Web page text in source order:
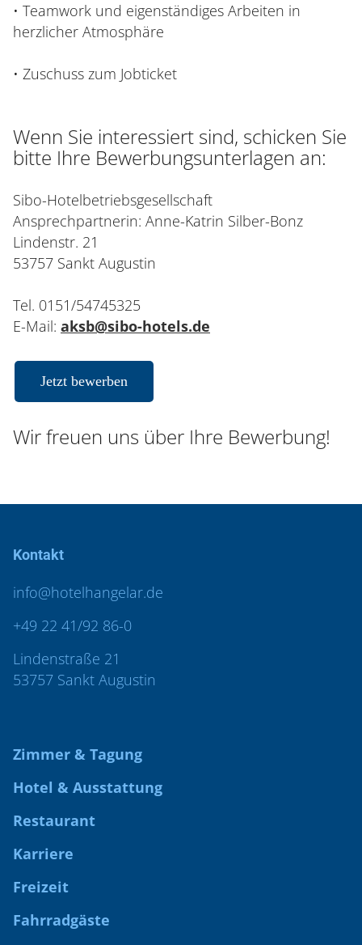
• Teamwork und eigenständiges Arbeiten in
herzlicher Atmosphäre
• Zuschuss zum Jobticket
Wenn Sie interessiert sind, schicken Sie
bitte Ihre Bewerbungsunterlagen an:
Sibo-Hotelbetriebsgesellschaft
Ansprechpartnerin: Anne-Katrin Silber-Bonz
Lindenstr. 21
53757 Sankt Augustin
Tel. 0151/54745325
E-Mail: aksb@sibo-hotels.de
Jetzt bewerben
Wir freuen uns über Ihre Bewerbung!
Kontakt
info@hotelhangelar.de
+49 22 41/92 86-0
Lindenstraße 21
53757 Sankt Augustin
Zimmer & Tagung
Hotel & Ausstattung
Restaurant
Karriere
Freizeit
Fahrradgäste